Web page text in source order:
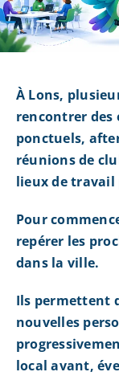
À Lons,
rencontrer des
ponctuels,
réunions de
lieux de travail
Pour
repérer les
dans la ville.
Ils permettent
nouvelles
local avant,